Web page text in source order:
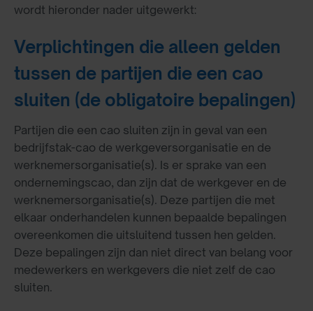
wordt hieronder nader uitgewerkt:
Verplichtingen die alleen gelden
tussen de partijen die een cao
sluiten (de obligatoire bepalingen)
Partijen die een cao sluiten zijn in geval van een
bedrijfstak-cao de werkgeversorganisatie en de
werknemersorganisatie(s). Is er sprake van een
ondernemingscao, dan zijn dat de werkgever en de
werknemersorganisatie(s). Deze partijen die met
elkaar onderhandelen kunnen bepaalde bepalingen
overeenkomen die uitsluitend tussen hen gelden.
Deze bepalingen zijn dan niet direct van belang voor
medewerkers en werkgevers die niet zelf de cao
sluiten.